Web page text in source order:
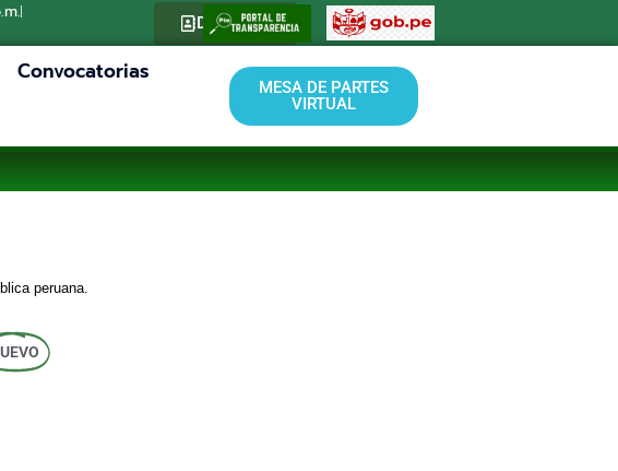
Directorio
Convocatorias
MESA DE PARTES
VIRTUAL
peruana.